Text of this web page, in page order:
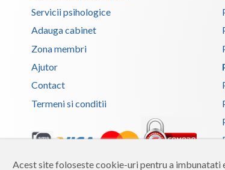
Acest site foloseste cookie-uri pentru a
Servicii psihologice
Adauga cabinet
Zona membri
Ajutor
Contact
Termeni si conditii
Copyright 2026 Reframing SRL